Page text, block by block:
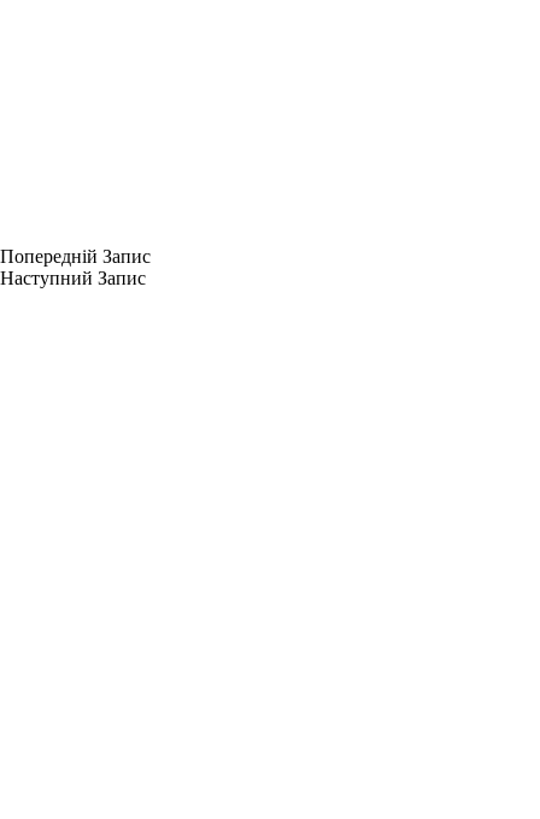
Попередній Запис
Наступний Запис